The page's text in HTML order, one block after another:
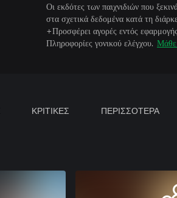
Οι εκδότες των παιχνιδιών που
στα σχετικά δεδομένα κατά τη
+Προσφέρει αγορές εντός
Πληροφορίες γονικού ελέγχου. Μάθε
ΚΡΙΤΙΚΕΣ ΠΕΡΙΣΣΟΤΕΡΑ